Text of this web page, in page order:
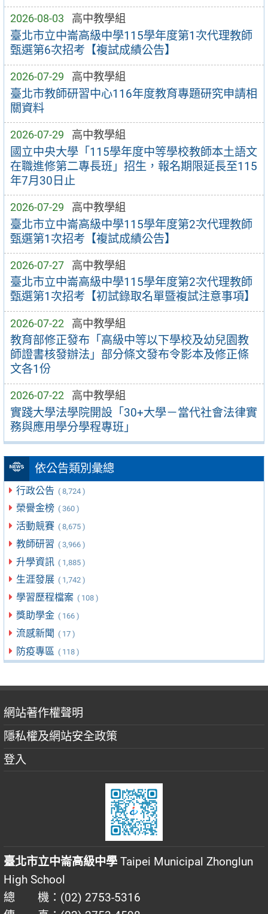
2026-08-03 高中教學組
臺北市立中崙高級中學115學年度第1次代理教師
甄選第6次招考【複試成績公告】
2026-07-29 高中教學組
臺北市教師研習中心116年度教育專題研究申請相
關資料
2026-07-29 高中教學組
國立中央大學「115學年度中等學校教師本土語文
在職進修第二專長班」招生，報名期限延長至115
年7月30日止
2026-07-29 高中教學組
臺北市立中崙高級中學115學年度第2次代理教師
甄選第1次招考【複試成績公告】
2026-07-27 高中教學組
臺北市立中崙高級中學115學年度第2次代理教師
甄選第1次招考【初試錄取名單暨複試注意事項】
2026-07-22 高中教學組
教育部修正發布「高級中等以下學校及幼兒園教
師證書核發辦法」部分條文發布令影本及修正條
文各1份
2026-07-22 高中教學組
實踐大學法學院開設「30+大學－當代社會法律實
務與應用學分學程專班」
依公告類別彙總
行政公告 ( 8,724 )
榮譽金榜 ( 360 )
活動競賽 ( 8,675 )
教師研習 ( 3,966 )
升學資訊 ( 1,885 )
生涯發展 ( 1,742 )
學習歷程檔案 ( 108 )
獎助學金 ( 166 )
流感新聞 ( 17 )
防疫專區 ( 118 )
網站著作權聲明
隱私權及網站安全政策
登入
臺北市立中崙高級中學 Taipei Municipal Zhonglun
High School
總 機：(02) 2753-5316